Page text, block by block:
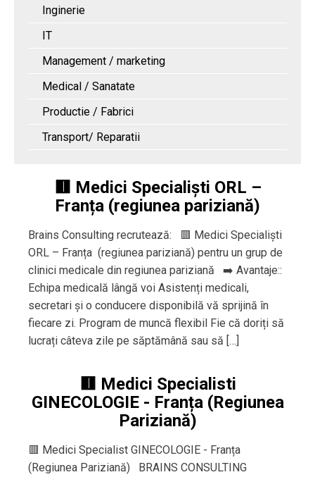
Inginerie
IT
Management / marketing
Medical / Sanatate
Productie / Fabrici
Transport/ Reparatii
🟥 Medici Specialiști ORL –
Franța (regiunea pariziană)
Brains Consulting recrutează: 🟥 Medici Specialiști
ORL – Franța (regiunea pariziană) pentru un grup de
clinici medicale din regiunea pariziană ➡️ Avantaje::
Echipa medicală lângă voi Asistenți medicali,
secretari și o conducere disponibilă vă sprijină în
fiecare zi. Program de muncă flexibil Fie că doriți să
lucrați câteva zile pe săptămână sau să […]
🟥 Medici Specialisti
GINECOLOGIE - Franța (Regiunea
Pariziană)
🟥 Medici Specialist GINECOLOGIE - Franța
(Regiunea Pariziană) BRAINS CONSULTING